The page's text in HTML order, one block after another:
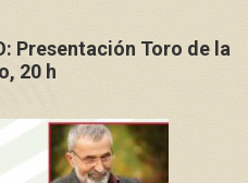
Presentación Toro de la
20 h